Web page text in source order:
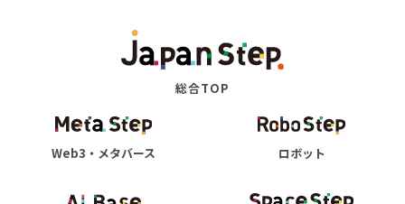
総合TOP
Web3・メタバース ロボット